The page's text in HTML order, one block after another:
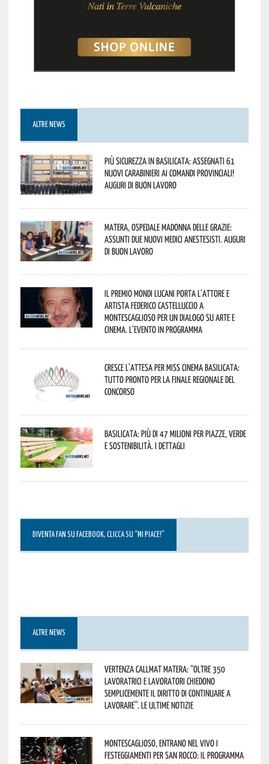
ALTRE NEWS
Più sicurezza in Basilicata: assegnati 61
nuovi Carabinieri ai Comandi provinciali!
Auguri di buon lavoro
Matera, Ospedale Madonna delle Grazie:
assunti due nuovi medici anestesisti. Auguri
di buon lavoro
Il Premio Mondi Lucani porta l’attore e
artista Federico Castelluccio a
Montescaglioso per un dialogo su arte e
cinema. L’evento in programma
Cresce l’attesa per Miss Cinema Basilicata:
tutto pronto per la finale regionale del
concorso
Basilicata: più di 47 milioni per piazze, verde
e sostenibilità. I dettagli
DIVENTA FAN SU FACEBOOK, CLICCA SU “MI PIACE!”
ALTRE NEWS
Vertenza CallMat Matera: “Oltre 350
lavoratrici e lavoratori chiedono
semplicemente il diritto di continuare a
lavorare”. Le ultime notizie
Montescaglioso, entrano nel vivo i
festeggiamenti per San Rocco: il programma